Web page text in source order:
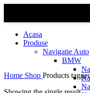
Acasa
Produse
Navigatie Auto
BMW
Home Shop Products